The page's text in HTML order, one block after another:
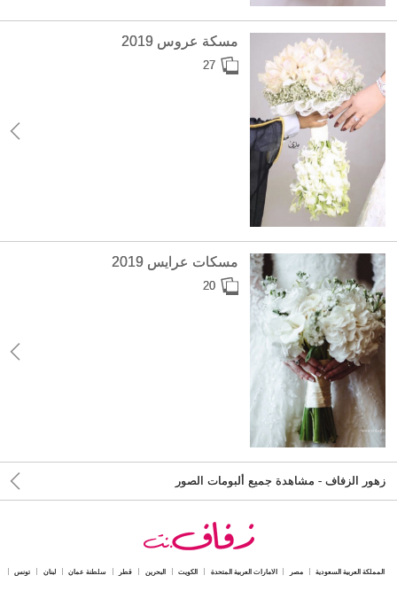
مسكة عروس 2019
27
مسكات عرايس 2019
20
زهور الزفاف - مشاهدة جميع ألبومات الصور
المملكة العربية السعودية مصر الامارات العربية المتحدة الكويت البحرين قطر سلطنة عمان لبنان تونس